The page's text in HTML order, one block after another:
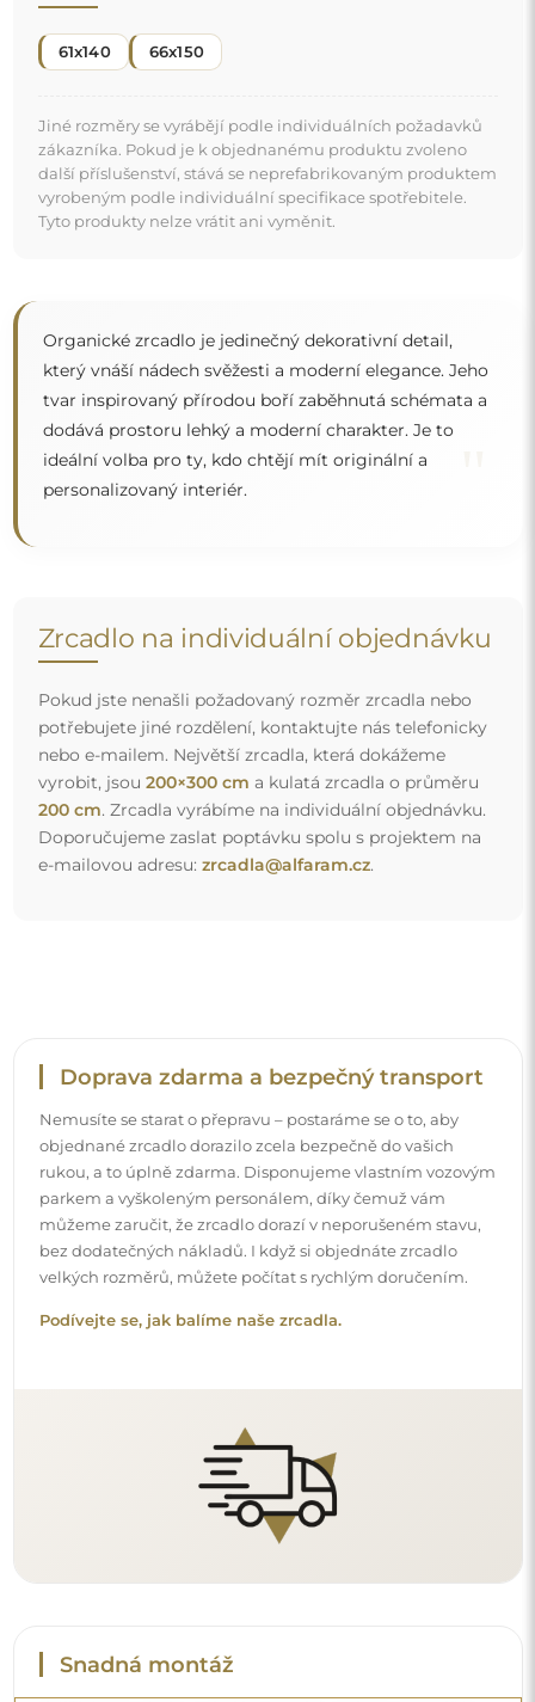
personalizovaný interiér.
Zrcadlo na individuální objednávku
Pokud jste nenašli požadovaný rozměr zrcadla nebo
Doporučujeme zaslat poptávku spolu s projektem na
e-mailovou adresu: zrcadla@alfaram.cz.
Nemusíte se starat o přepravu – postaráme se o to, aby
objednané zrcadlo dorazilo zcela bezpečně do vašich
rukou, a to úplně zdarma. Disponujeme vlastním vozovým
parkem a vyškoleným personálem, díky čemuž vám
můžeme zaručit, že zrcadlo dorazí v neporušeném stavu,
bez dodatečných nákladů. I když si objednáte zrcadlo
velkých rozměrů, můžete počítat s rychlým doručením.
Podívejte se, jak balíme naše zrcadla.
Snadná montáž
Zajišťujeme výrobu a dodání zrcadel, zatímco montáž je
na vaší straně. Vzhledem ke specifičnosti každého prostoru
nenabízíme standardní montážní příslušenství. To vám
nejlépe vyhovují vašim stěnám a potřebám.